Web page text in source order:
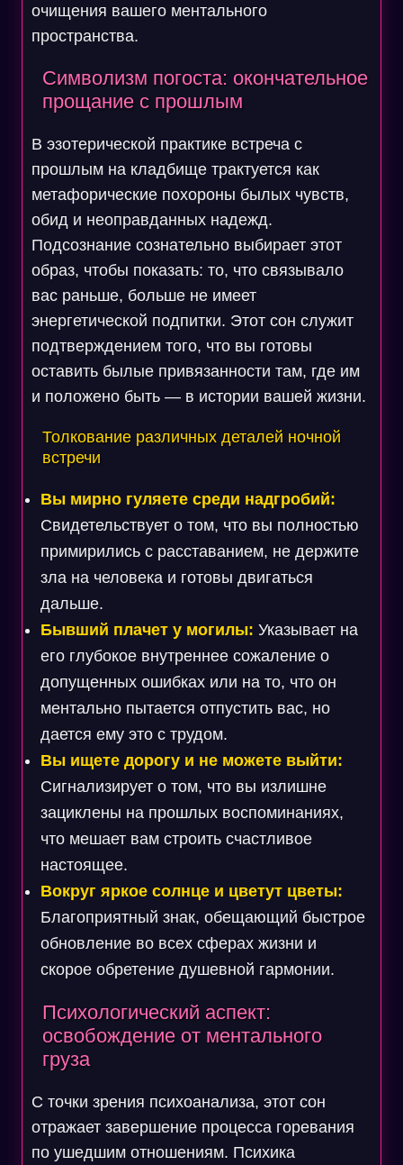
очищения вашего ментального
пространства.
Символизм погоста: окончательное
прощание с прошлым
В эзотерической практике встреча с
прошлым на кладбище трактуется как
метафорические похороны былых чувств,
обид и неоправданных надежд.
Подсознание сознательно выбирает этот
образ, чтобы показать: то, что связывало
вас раньше, больше не имеет
энергетической подпитки. Этот сон служит
подтверждением того, что вы готовы
оставить былые привязанности там, где им
и положено быть — в истории вашей жизни.
Толкование различных деталей ночной
встречи
Вы мирно гуляете среди надгробий:
Свидетельствует о том, что вы полностью
примирились с расставанием, не держите
зла на человека и готовы двигаться
дальше.
Бывший плачет у могилы: Указывает на
его глубокое внутреннее сожаление о
допущенных ошибках или на то, что он
ментально пытается отпустить вас, но
дается ему это с трудом.
Вы ищете дорогу и не можете выйти:
Сигнализирует о том, что вы излишне
зациклены на прошлых воспоминаниях,
что мешает вам строить счастливое
настоящее.
Вокруг яркое солнце и цветут цветы:
Благоприятный знак, обещающий быстрое
обновление во всех сферах жизни и
скорое обретение душевной гармонии.
Психологический аспект:
освобождение от ментального
груза
С точки зрения психоанализа, этот сон
отражает завершение процесса горевания
по ушедшим отношениям. Психика